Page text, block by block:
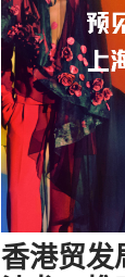
香港贸发